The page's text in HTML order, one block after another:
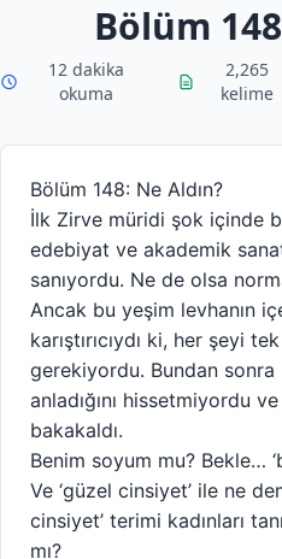
Bölüm
12 dakika
okuma
2,265
kelime
Bölüm 148: Ne Aldın?
İlk Zirve müridi şok içinde
edebiyat ve akademik
sanıyordu. Ne de olsa
Ancak bu yeşim levhanın
karıştırıcıydı ki, her şeyi
gerekiyordu. Bundan
anladığını hissetmiyordu
bakakaldı.
Benim soyum mu? Bekle…
Ve ‘güzel cinsiyet’ ile ne
cinsiyet’ terimi kadınları
mı?